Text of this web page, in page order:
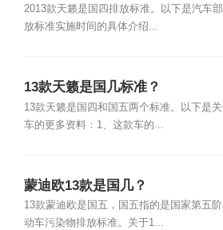
2013款天籁是国四排放标准。以下是汽车
放标准实施时间的具体介绍...
13款天籁是国几标准？
13款天籁是国四和国五两个标准。以下是
车的更多资料：1、这款车的...
蒙迪欧13款是国几？
13款蒙迪欧是国五，国五指的是国家第五
动车污染物排放标准。关于1...